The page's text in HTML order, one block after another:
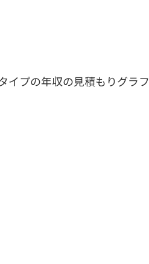
イプの年収の見積もりグラフ